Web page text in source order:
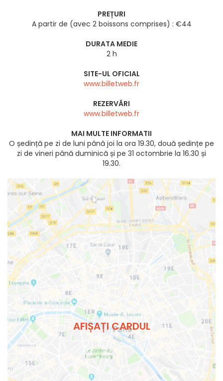
PREȚURI
A partir de (avec 2 boissons comprises) : €44
DURATA MEDIE
2 h
SITE-UL OFICIAL
www.billetweb.fr
REZERVĂRI
www.billetweb.fr
MAI MULTE INFORMATII
O ședință pe zi de luni până joi la ora 19.30, două ședințe pe
zi de vineri până duminică și pe 31 octombrie la 16.30 și
19.30.
AFIȘAȚI CARDUL